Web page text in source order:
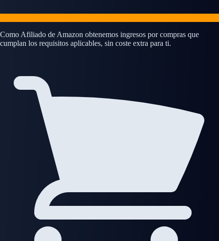
Como Afiliado de Amazon obtenemos ingresos por compras que
cumplan los requisitos aplicables, sin coste extra para ti.